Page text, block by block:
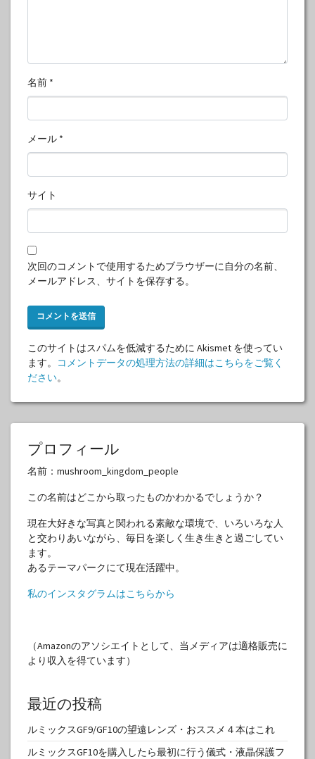
名前 *
メール *
サイト
次回のコメントで使用するためブラウザーに自分の名前、
メールアドレス、サイトを保存する。
このサイトはスパムを低減するために Akismet を使ってい
ます。
コメントデータの処理方法の詳細はこちらをご覧く
ださい。
プロフィール
名前：mushroom_kingdom_people
この名前はどこから取ったものかわかるでしょうか？
現在大好きな写真と関われる素敵な環境で、いろいろな人
と交わりあいながら、毎日を楽しく生き生きと過ごしてい
ます。
あるテーマパークにて現在活躍中。
私のインスタグラムはこちらから
（Amazonのアソシエイトとして、当メディアは適格販売に
より収入を得ています）
最近の投稿
ルミックスGF9/GF10の望遠レンズ・おススメ４本はこれ
ルミックスGF10を購入したら最初に行う儀式・液晶保護フ